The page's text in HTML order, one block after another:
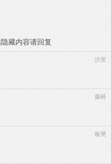
藏内容请回复
沙发
藤椅
板凳